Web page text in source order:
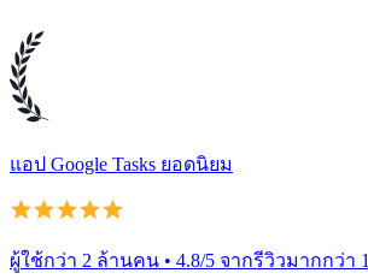
แอป Google Tasks ยอดนิยม
ผู้ใช้กว่า 2 ล้านคน • 4.8/5 จากรีวิวมากกว่า